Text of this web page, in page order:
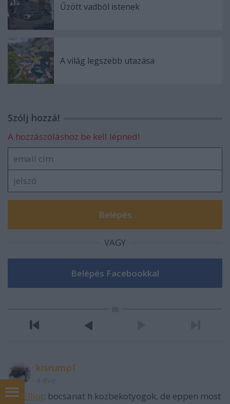
Űzött vadból istenek
A világ legszebb utazása
Szólj hozzá!
A hozzászóláshoz be kell lépned!
VAGY
kisrumpf
@P.Elliot: bocsanat h kozbekotyogok, de eppen most